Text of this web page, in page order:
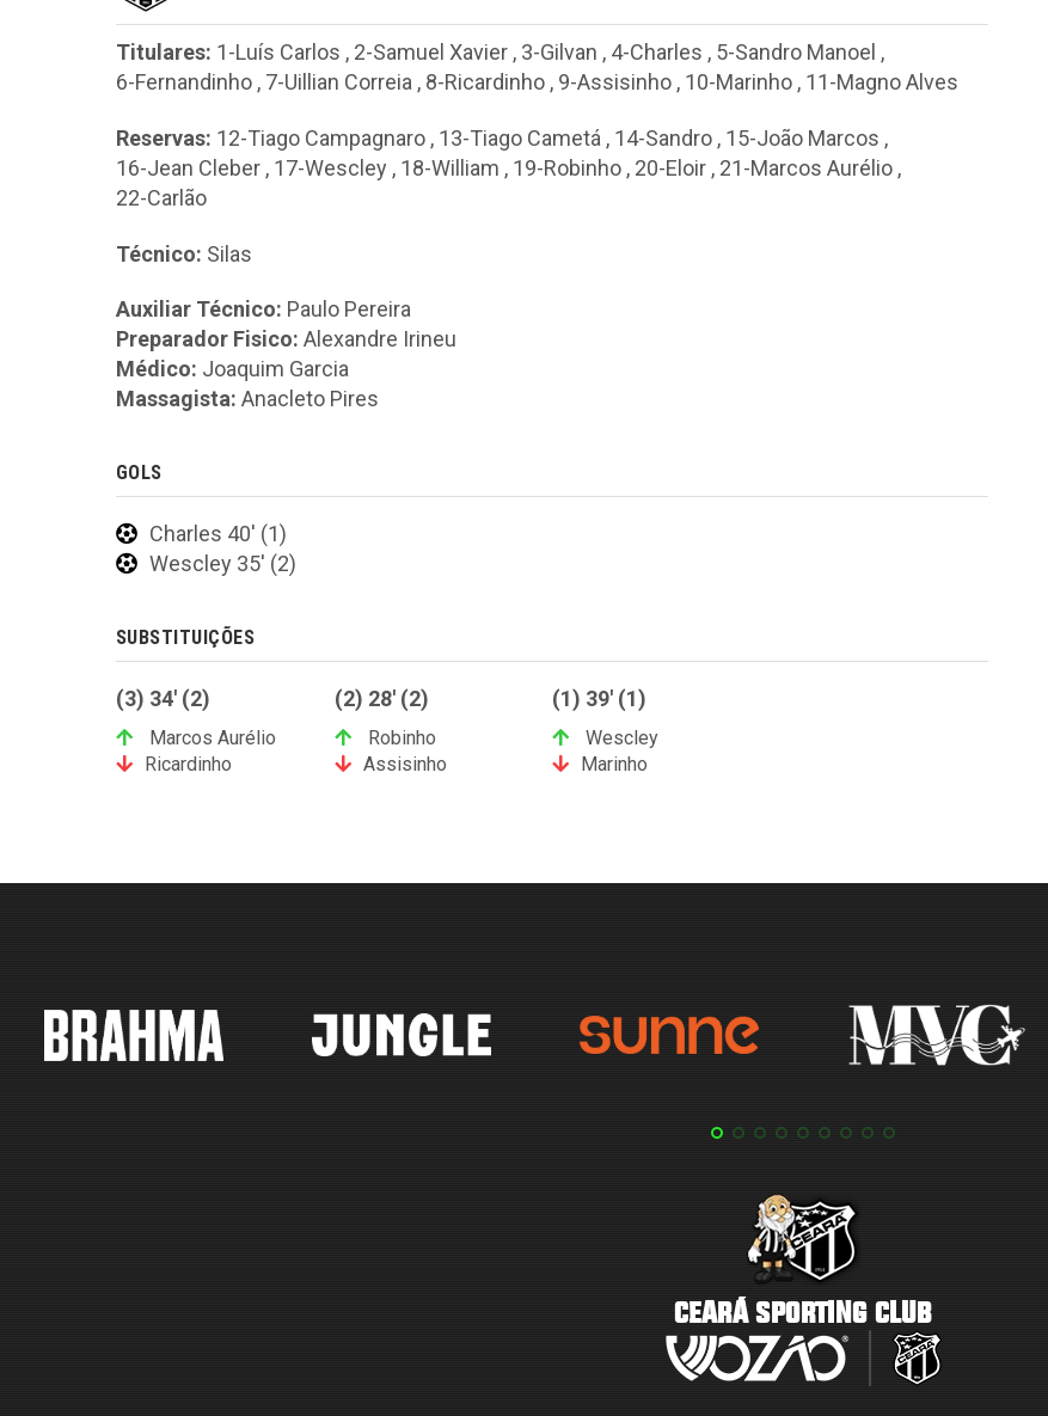
Titulares: 1-Luís Carlos , 2-Samuel Xavier , 3-Gilvan , 4-Charles , 5-Sandro Manoel ,
6-Fernandinho , 7-Uillian Correia , 8-Ricardinho , 9-Assisinho , 10-Marinho , 11-Magno Alves
Reservas: 12-Tiago Campagnaro , 13-Tiago Cametá , 14-Sandro , 15-João Marcos ,
16-Jean Cleber , 17-Wescley , 18-William , 19-Robinho , 20-Eloir , 21-Marcos Aurélio ,
22-Carlão
Técnico: Silas
Auxiliar Técnico: Paulo Pereira
Preparador Fisico: Alexandre Irineu
Médico: Joaquim Garcia
Massagista: Anacleto Pires
GOLS
Charles 40' (1)
Wescley 35' (2)
SUBSTITUIÇÕES
(3) 34' (2)
Marcos Aurélio
Ricardinho
(2) 28' (2)
Robinho
Assisinho
(1) 39' (1)
Wescley
Marinho
CEARÁ SPORTING CLUB